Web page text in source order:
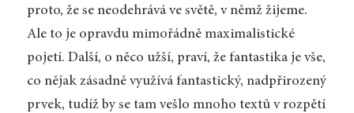
proto, že se neodehrává ve světě, v němž žijeme.
Ale to je opravdu mimořádně maximalistické
pojetí. Další, o něco užší, praví, že fantastika je vše,
co nějak zásadně využívá fantastický, nadpřirozený
prvek, tudíž by se tam vešlo mnoho textů v rozpětí